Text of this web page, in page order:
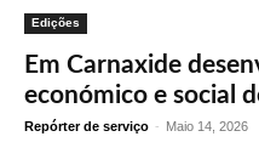
Edições
Em Carnaxide
económico e social
Repórter de serviço - Maio 14, 2026